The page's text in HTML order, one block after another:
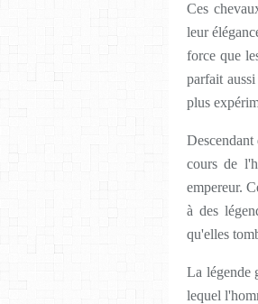
Ces
leur
force que
parfait
plus
cours de
empereur.
à des
qu'elles
La légende
lequel